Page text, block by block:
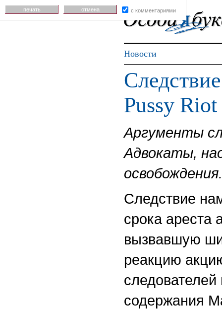
Новости
Pussy
Аргументы
Адвокаты,
освобождения.
Следствие
срока ареста
вызвавшую
реакцию
содержания
печать отмена с комментариями